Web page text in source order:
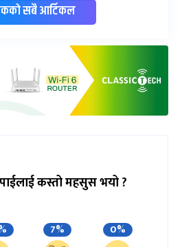
सबै आर्टिकल
कस्तो महसुस भयो ?
7% 0%